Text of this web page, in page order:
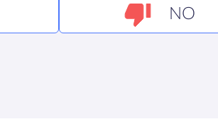
NO